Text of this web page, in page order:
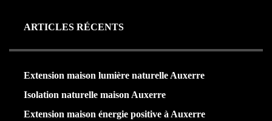
ARTICLES RÉCENTS
Extension maison lumière naturelle Auxerre
Isolation naturelle maison Auxerre
Extension maison énergie positive à Auxerre